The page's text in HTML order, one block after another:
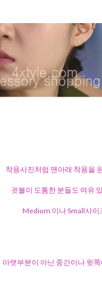
착용사진처럼 맨아래 착용을
귓볼이 도톰한 분들도 여유
Medium 이나 Small사이
아랫부분이 아닌 중간이나 윗